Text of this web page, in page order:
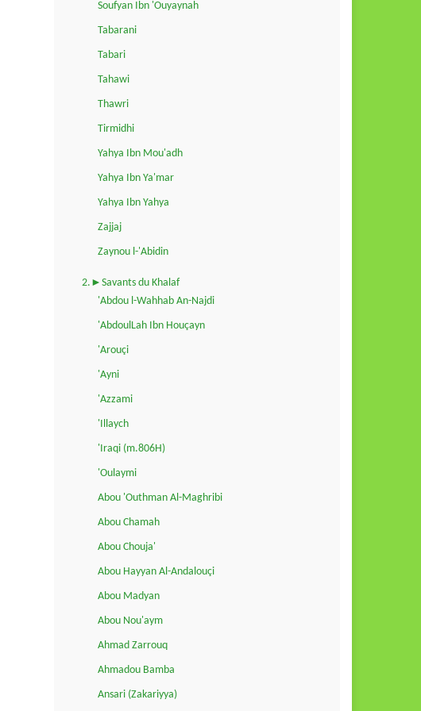
Soufyan Ibn 'Ouyaynah
Tabarani
Tabari
Tahawi
Thawri
Tirmidhi
Yahya Ibn Mou'adh
Yahya Ibn Ya'mar
Yahya Ibn Yahya
Zajjaj
Zaynou l-'Abidin
2.►Savants du Khalaf
'Abdou l-Wahhab An-Najdi
'AbdoulLah Ibn Houçayn
'Arouçi
'Ayni
'Azzami
'Illaych
'Iraqi (m.806H)
'Oulaymi
Abou 'Outhman Al-Maghribi
Abou Chamah
Abou Chouja'
Abou Hayyan Al-Andalouçi
Abou Madyan
Abou Nou'aym
Ahmad Zarrouq
Ahmadou Bamba
Ansari (Zakariyya)